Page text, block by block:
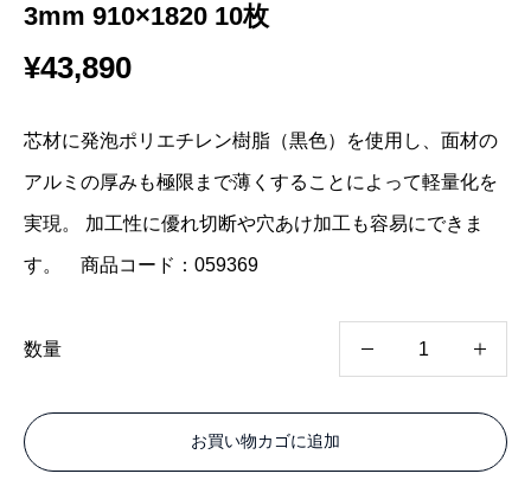
3mm 910×1820 10枚
¥43,890
芯材に発泡ポリエチレン樹脂（黒色）を使用し、面材の
アルミの厚みも極限まで薄くすることによって軽量化を
実現。 加工性に優れ切断や穴あけ加工も容易にできま
す。 商品コード：059369
数量
ラ
ー
お買い物カゴに追加